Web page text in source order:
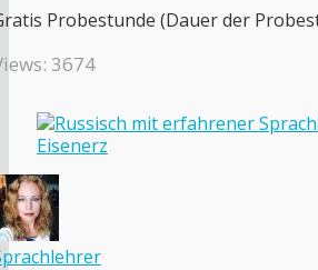
Probestunde (Dauer der
3674